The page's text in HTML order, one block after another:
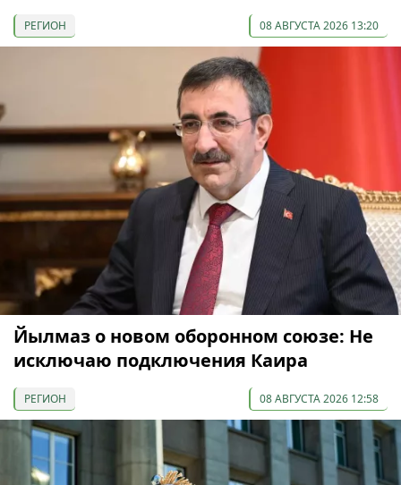
РЕГИОН 08 АВГУСТА 2026 13:20
Йылмаз о новом оборонном союзе: Не
исключаю подключения Каира
РЕГИОН 08 АВГУСТА 2026 12:58